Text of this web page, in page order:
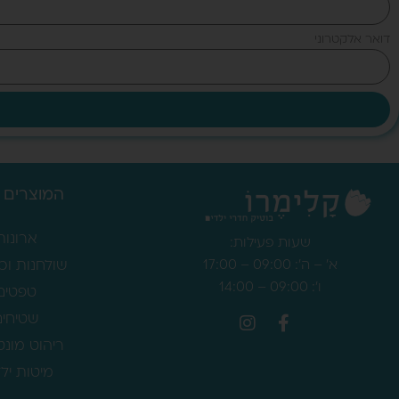
דואר אלקטרוני
שעות פעילות:
א' – ה': 09:00 – 17:00
ו': 09:00 – 14:00
המוצרים
שולחנות
ריהוט
מיטות